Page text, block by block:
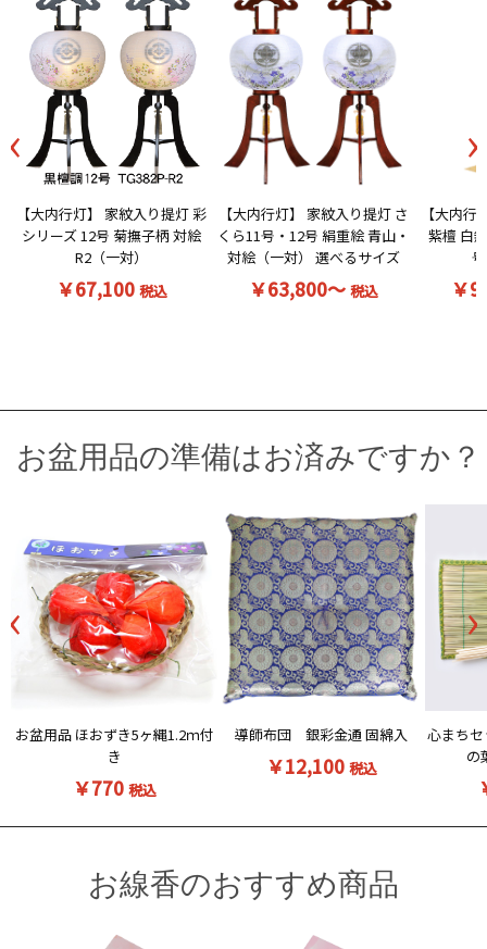
‹
【大内行灯】 家紋入り提灯 彩
シリーズ 12号 菊撫子柄 対絵
R2（一対）
￥67,100 税込
【大内行灯】 家紋入り提灯 さ
くら11号・12号 絹重絵 青山・
対絵（一対） 選べるサイズ
￥63,800～税込
【大内
紫檀 白
￥
›
お盆用品の準備はお済みですか？
‹
お盆用品 ほおずき5ヶ縄1.2ｍ付
き
￥770 税込
導師布団 銀彩金通 固綿入
￥12,100 税込
心まち
の
›
お線香のおすすめ商品